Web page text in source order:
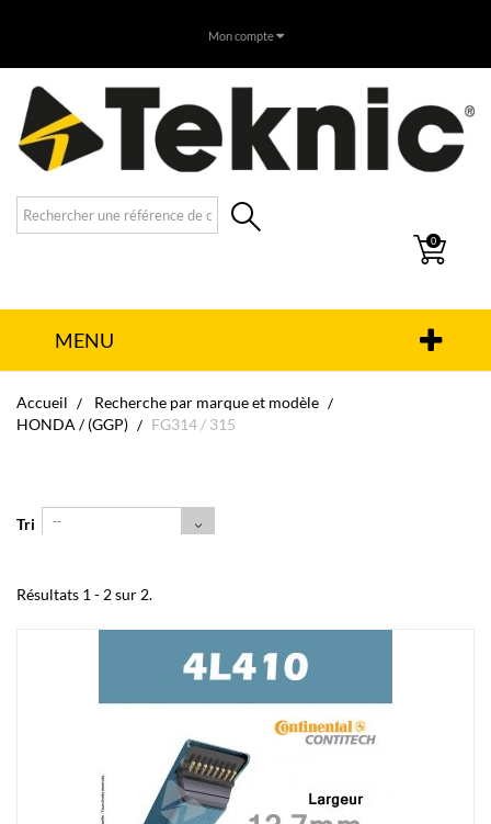
Mon compte
0
MENU
Accueil
Recherche par marque et modèle
HONDA / (GGP)
FG314 / 315
Tri --
Résultats 1 - 2 sur 2.